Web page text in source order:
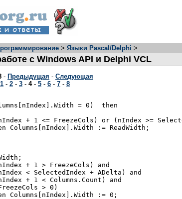
> Языки Pascal/Delphi >
с Windows API и Delphi VCL
- Предыдущая - Следующая
1 - 2 - 3 - 4- 5 - 6 - 7 - 8
= 0)  then
+ 1 <= FreezeCols) or (nIndex >=
Columns[nIndex].Width := ReadWidth;
+ 1 > FreezeCols) and
< SelectedIndex + ADelta) and
+ 1 < Columns.Count) and
> 0)
Columns[nIndex].Width := 0;